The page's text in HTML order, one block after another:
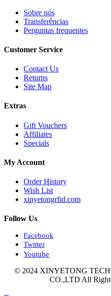
Sobre nós
Transferências
Perguntas frequentes
Customer Service
Contact Us
Returns
Site Map
Extras
Gift Vouchers
Affiliates
Specials
My Account
Order History
Wish List
xinyetongrfid.com
Follow Us
Facebook
Twitter
Youtube
© 2024 XINYETONG
CO.,LTD All Right